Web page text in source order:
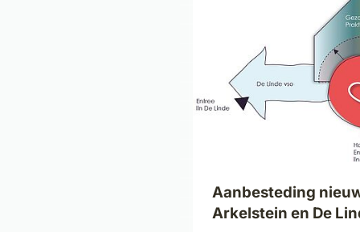
Aanbesteding
Arkelstein en De